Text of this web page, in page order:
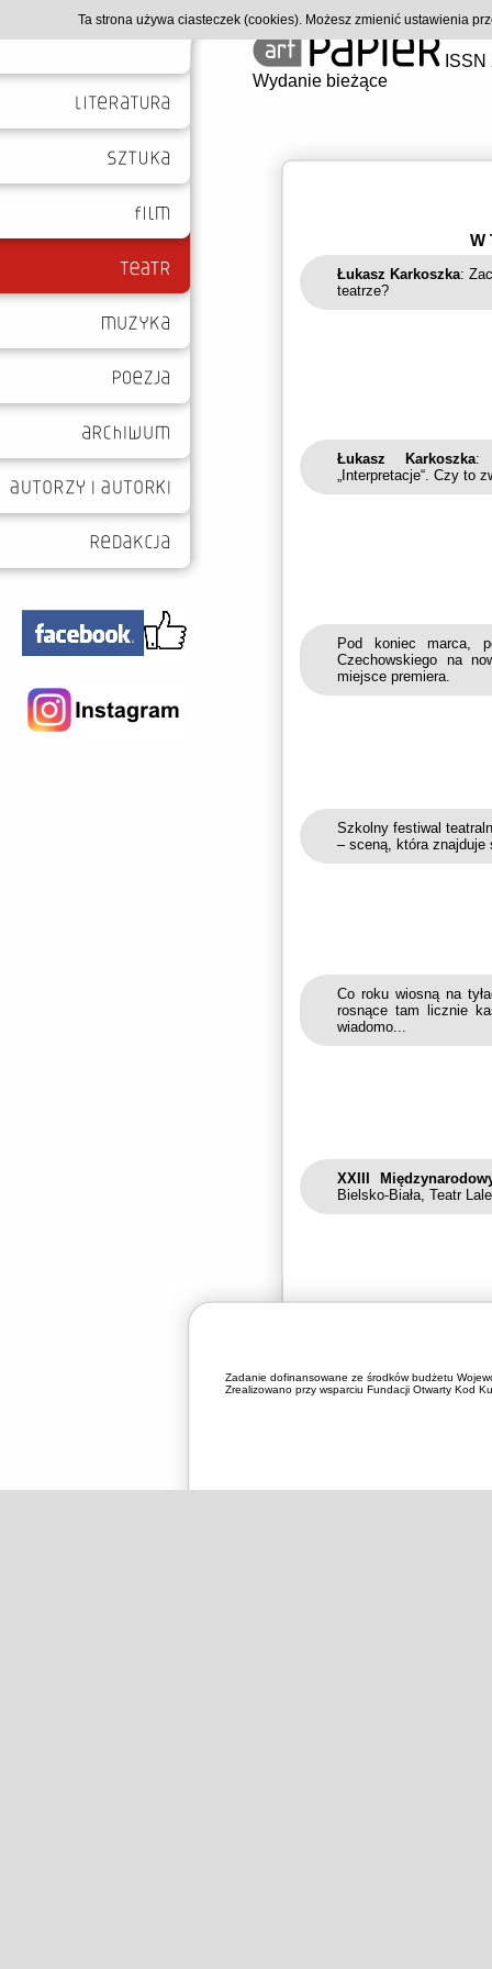
Wydanie bieżące
W
Łukasz Karkoszka:
teatrze?
Łukasz Karkoszka:
„Interpretacje“. Czy to
Pod koniec marca,
Czechowskiego na
miejsce premiera.
Szkolny festiwal
– sceną, która znajduje
Co roku wiosną na
rosnące tam licznie
wiadomo...
XXIII
Bielsko-Biała, Teatr
Zadanie dofinansowane ze środków budżetu
Zrealizowano przy wsparciu Fundacji Otwarty Kod
Ta strona używa ciasteczek (cookies). Możesz zmienić ustawienia